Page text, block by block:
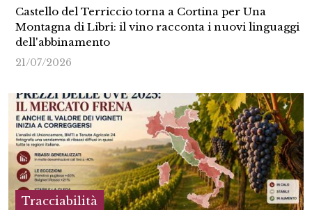
Castello del Terriccio torna a Cortina per Una
Montagna di Libri: il vino racconta i nuovi linguaggi
dell'abbinamento
21/07/2026
Tracciabilità